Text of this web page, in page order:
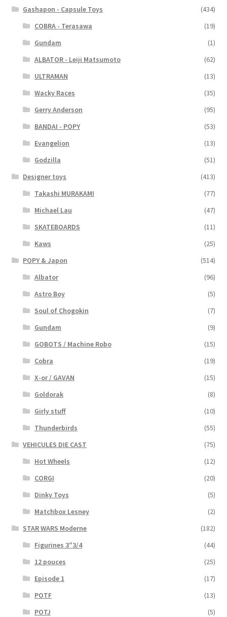
Gashapon - Capsule Toys
(434)
COBRA - Terasawa
(19)
Gundam
(1)
ALBATOR - Leiji Matsumoto
(62)
ULTRAMAN
(13)
Wacky Races
(35)
Gerry Anderson
(95)
BANDAI - POPY
(53)
Evangelion
(13)
Godzilla
(51)
Designer toys
(413)
Takashi MURAKAMI
(77)
Michael Lau
(47)
SKATEBOARDS
(11)
Kaws
(25)
POPY & Japon
(514)
Albator
(96)
Astro Boy
(5)
Soul of Chogokin
(7)
Gundam
(9)
GOBOTS / Machine Robo
(15)
Cobra
(19)
X-or / GAVAN
(15)
Goldorak
(8)
Girly stuff
(10)
Thunderbirds
(55)
VEHICULES DIE CAST
(75)
Hot Wheels
(12)
CORGI
(20)
Dinky Toys
(5)
Matchbox Lesney
(2)
STAR WARS Moderne
(182)
Figurines 3″3/4
(44)
12 pouces
(25)
Episode 1
(17)
POTF
(13)
POTJ
(5)